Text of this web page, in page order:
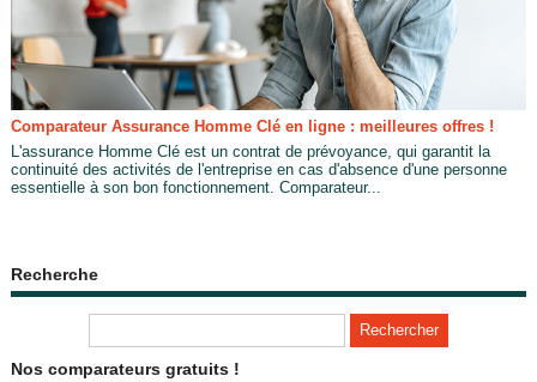
Comparateur Assurance Homme Clé en ligne : meilleures offres !
L'assurance Homme Clé est un contrat de prévoyance, qui garantit la
continuité des activités de l'entreprise en cas d'absence d'une personne
essentielle à son bon fonctionnement. Comparateur...
Recherche
Nos comparateurs gratuits !